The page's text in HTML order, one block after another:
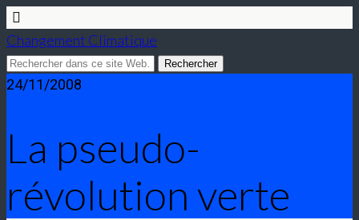
Changement Climatique
24/11/2008
La pseudo-
révolution verte